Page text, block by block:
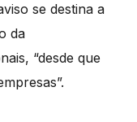
se destina a
da
“desde que